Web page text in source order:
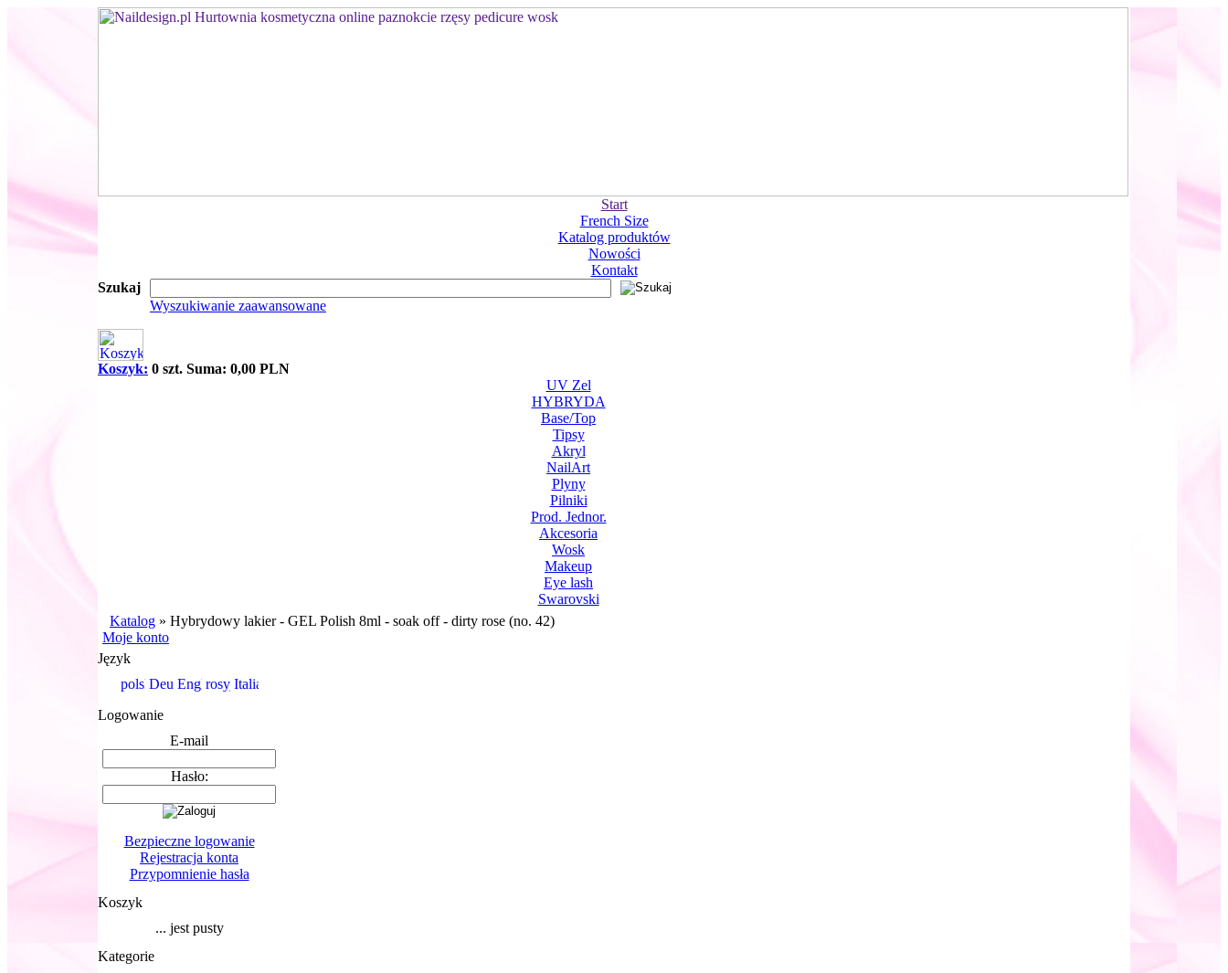
Start
French Size
Katalog produktów
Nowości
Kontakt
Szukaj
Wyszukiwanie zaawansowane
Koszyk: 0 szt. Suma: 0,00 PLN
UV Zel
HYBRYDA
Base/Top
Tipsy
Akryl
NailArt
Plyny
Pilniki
Prod. Jednor.
Akcesoria
Wosk
Makeup
Eye lash
Swarovski
Katalog » Hybrydowy lakier - GEL Polish 8ml - soak off - dirty rose (no. 42)
Moje konto
Język
Logowanie
E-mail
Hasło:
Bezpieczne logowanie
Rejestracja konta
Przypomnienie hasła
Koszyk
... jest pusty
Kategorie